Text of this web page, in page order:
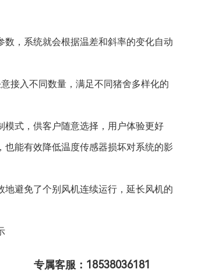
，系统就会根据温差和斜率的变化自动
接入不同数量，满足不同猪舍多样化的
式，供客户随意选择，用户体验更好
能有效降低温度传感器损坏对系统的影
避免了个别风机连续运行，延长风机的
专属客服：18538036181